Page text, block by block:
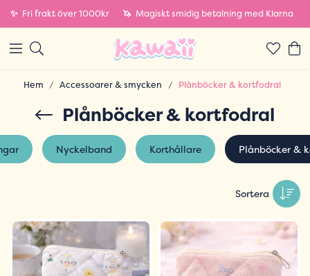
✨ Fri frakt över 1000kr 🦄 Magiskt smidig betalning med Klarna
Hem Accessoarer & smycken Plånböcker & kortfodral
Plånböcker & kortfodral
Nyckelband Korthållare Plånböcker &
Sortera